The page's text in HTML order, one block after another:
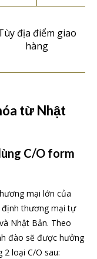
địa điểm giao
hàng
từ Nhật
C/O form
mại lớn của
định thương mại tự
Nhật Bản. Theo
đào sẽ được hưởng
loại C/O sau: